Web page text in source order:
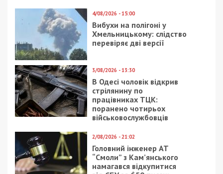
4/08/2026 - 15:00
Вибухи на полігоні у
Хмельницькому: слідство
перевіряє дві версії
3/08/2026 - 13:30
В Одесі чоловік відкрив
стрілянину по
працівниках ТЦК:
поранено чотирьох
військовослужбовців
2/08/2026 - 21:02
Головний інженер АТ
“Смоли” з Кам’янського
намагався відкупитися